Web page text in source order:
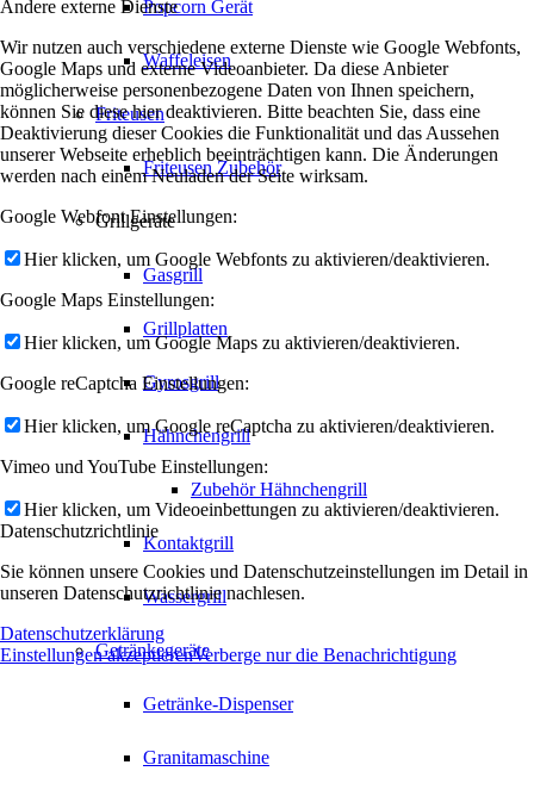
Popcorn Gerät
Waffeleisen
Friteusen
Friteusen Zubehör
Grillgeräte
Gasgrill
Grillplatten
Gyrosgrill
Hähnchengrill
Zubehör Hähnchengrill
Kontaktgrill
Wassergrill
Getränkegeräte
Getränke-Dispenser
Granitamaschine
Andere externe Dienste
Wir nutzen auch verschiedene externe Dienste wie Google Webfonts,
Google Maps und externe Videoanbieter. Da diese Anbieter
möglicherweise personenbezogene Daten von Ihnen speichern,
können Sie diese hier deaktivieren. Bitte beachten Sie, dass eine
Deaktivierung dieser Cookies die Funktionalität und das Aussehen
unserer Webseite erheblich beeinträchtigen kann. Die Änderungen
werden nach einem Neuladen der Seite wirksam.
Google Webfont Einstellungen:
Hier klicken, um Google Webfonts zu aktivieren/deaktivieren.
Google Maps Einstellungen:
Hier klicken, um Google Maps zu aktivieren/deaktivieren.
Google reCaptcha Einstellungen:
Hier klicken, um Google reCaptcha zu aktivieren/deaktivieren.
Vimeo und YouTube Einstellungen:
Hier klicken, um Videoeinbettungen zu aktivieren/deaktivieren.
Datenschutzrichtlinie
Sie können unsere Cookies und Datenschutzeinstellungen im Detail in
unseren Datenschutzrichtlinie nachlesen.
Datenschutzerklärung
Einstellungen akzeptierenVerberge nur die Benachrichtigung